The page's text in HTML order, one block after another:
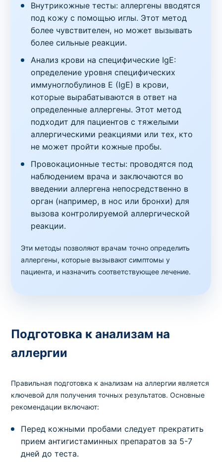
1095
Срок
1 день в клинике,на дому 350 грн
Аллергопробы
Мед (F247), IgE
1077
Срок
1 день
Где можно сдать
в клинике, на дому
Цена
350 грн
Аллергопробы
Мепивакаин, IgE
98236
Срок
6 дней
Где можно сдать
в клинике,на дому
Цена
400 грн
Аллергопробы
Молоко коровье (F2), IgE
1053
Срок
1 день
Где можно сдать
в клинике,на дому
Цена
350 грн
Морковь (F31), IgE
1058 1 день в клинике,на дому 350 грн
MP1,клещей домашней пыли DP1,перья
домашних птиц EP71,(эпителий/шерсть/моча)
животных EP2,пыльца деревьев TP9,пыльца
волнистого попугая E78)
Код Срок Где можно сдать
Аллергопробы
Пакет № 6.3.12. FOX-тест (Food Xplorer)
Внутрикожные тесты: аллергены вводятся
под кожу с помощью иглы. Этот метод
более чувствителен, но может вызывать
более сильные реакции.
Анализ крови на специфические IgE:
определение уровня специфических
иммуноглобулинов E (IgE) в крови,
которые вырабатываются в ответ на
определенные аллергены. Этот метод
подходит для пациентов с тяжелыми
аллергическими реакциями или тех, кто
не может пройти кожные пробы.
Провокационные тесты: проводятся под
наблюдением врача и заключаются во
введении аллергена непосредственно в
орган (например, в нос или бронхи) для
вызова контролируемой аллергической
реакции.
Эти методы позволяют врачам точно определить
аллергены, которые вызывают симптомы у
пациента, и назначить соответствующее лечение.
Подготовка к анализам на
аллергии
Правильная подготовка к анализам на аллергии является
ключевой для получения точных результатов. Основные
рекомендации включают:
Перед кожными пробами следует прекратить
прием антигистаминных препаратов за 5-7
дней до теста.